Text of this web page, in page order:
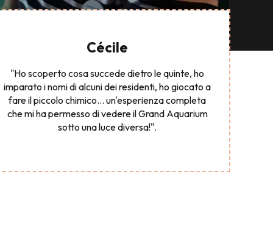
Cécile
"Ho scoperto cosa succede dietro le quinte, ho
imparato i nomi di alcuni dei residenti, ho giocato a
fare il piccolo chimico... un'esperienza completa
che mi ha permesso di vedere il Grand Aquarium
sotto una luce diversa!".